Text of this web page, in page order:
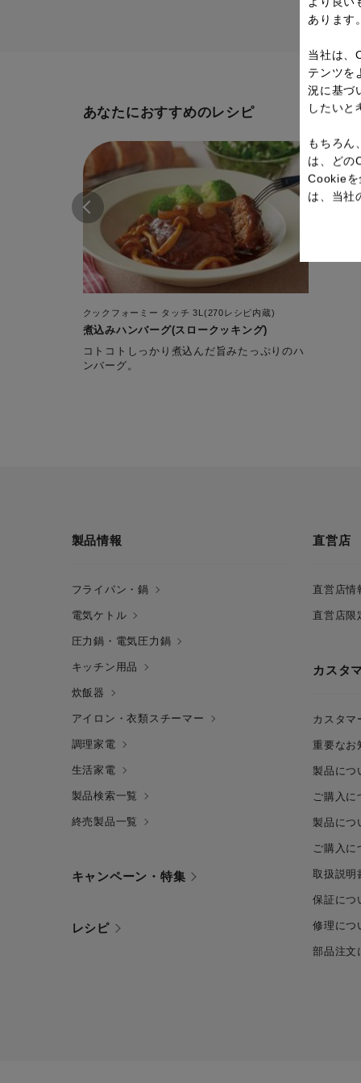
あなたにおすすめのレシピ
クックフォーミー タッチ 3L(270レシピ内蔵)
煮込みハンバーグ(スロークッキング)
コトコトしっかり煮込んだ旨みたっぷりのハ
ンバーグ。
製品情報
フライパン・鍋
電気ケトル
圧力鍋・電気圧力鍋
キッチン用品
炊飯器
アイロン・衣類スチーマー
調理家電
生活家電
製品検索一覧
終売製品一覧
キャンペーン・特集
レシピ
直営店
直営店情
直営店限
カスタ
カスタマ
重要なお
製品につ
ご購入に
製品につ
ご購入に
取扱説明
保証につ
修理につ
部品注文
あります
当社は、
テンツを
況に基づ
したいと
もちろん
は、どの
Cookieを
は、当社